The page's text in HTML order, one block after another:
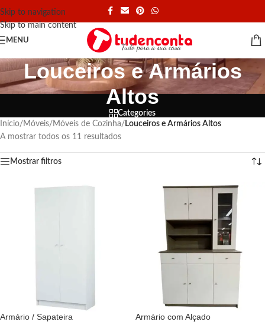
Skip to navigation
Skip to main content
MENU
Louceiros e Armários
Altos
Categories
Início/ Móveis/ Móveis de Cozinha/ Louceiros e Armários Altos
A mostrar todos os 11 resultados
Mostrar filtros
Armário / Sapateira Armário com Alçado